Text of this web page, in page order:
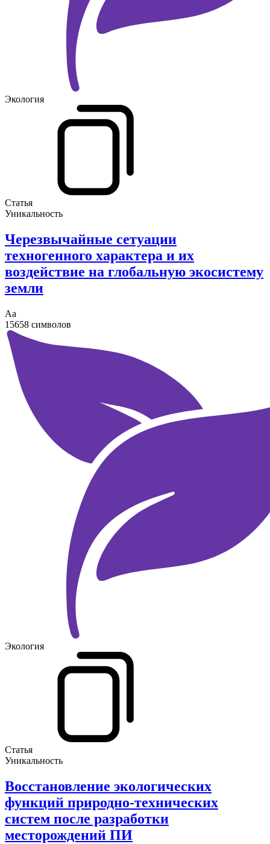
Экология
Статья
Уникальность
Черезвычайные сетуации
техногенного характера и их
воздействие на глобальную экосистему
земли
Аа
15658 символов
Экология
Статья
Уникальность
Восстановление экологических
функций природно-технических
систем после разработки
месторождений ПИ